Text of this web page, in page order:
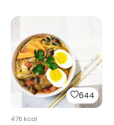
644
476 kcal